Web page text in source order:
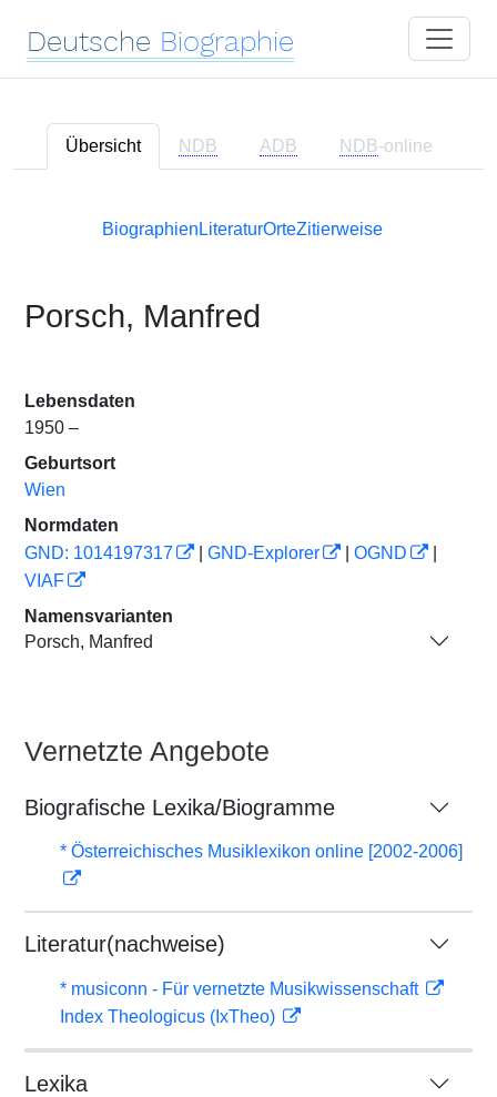
Deutsche Biographie
Übersicht NDB ADB NDB-online
Biographien LiteraturOrteZitierweise
Porsch, Manfred
Lebensdaten
1950 –
Geburtsort
Wien
Normdaten
GND: 1014197317
GND-Explorer OGND
VIAF
Namensvarianten
Porsch, Manfred
Vernetzte Angebote
Biografische Lexika/Biogramme
* Österreichisches Musiklexikon online [2002-2006]
Literatur(nachweise)
* musiconn - Für vernetzte Musikwissenschaft
Index Theologicus (IxTheo)
Lexika